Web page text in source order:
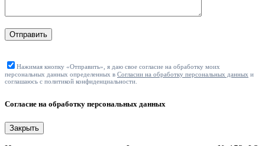
Отправить
Нажимая кнопку «Отправить», я даю свое согласие на обработку моих
персональных данных определенных в Согласии на обработку персональных данных и
соглашаюсь с политикой конфиденциальности.
Согласие на обработку персональных данных
Закрыть